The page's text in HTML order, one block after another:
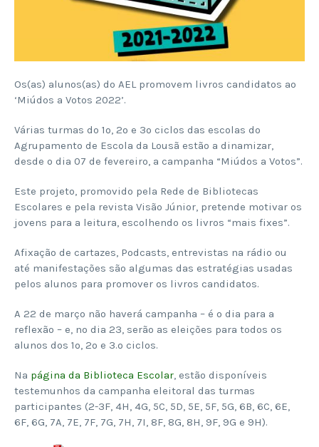
Os(as) alunos(as) do AEL promovem livros candidatos ao
‘Miúdos a Votos 2022’.
Várias turmas do 1º, 2º e 3º ciclos das escolas do
Agrupamento de Escola da Lousã estão a dinamizar,
desde o dia 07 de fevereiro, a campanha “Miúdos a Votos”.
Este projeto, promovido pela Rede de Bibliotecas
Escolares e pela revista Visão Júnior, pretende motivar os
jovens para a leitura, escolhendo os livros “mais fixes”.
Afixação de cartazes, Podcasts, entrevistas na rádio ou
até manifestações são algumas das estratégias usadas
pelos alunos para promover os livros candidatos.
A 22 de março não haverá campanha – é o dia para a
reflexão – e, no dia 23, serão as eleições para todos os
alunos dos 1º, 2º e 3.º ciclos.
Na página da Biblioteca Escolar, estão disponíveis
testemunhos da campanha eleitoral das turmas
participantes (2-3F, 4H, 4G, 5C, 5D, 5E, 5F, 5G, 6B, 6C, 6E,
6F, 6G, 7A, 7E, 7F, 7G, 7H, 7I, 8F, 8G, 8H, 9F, 9G e 9H).